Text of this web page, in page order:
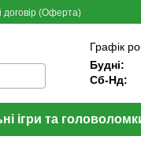
договір (Оферта)
Графік
Будні:
Сб-Нд:
ігри та